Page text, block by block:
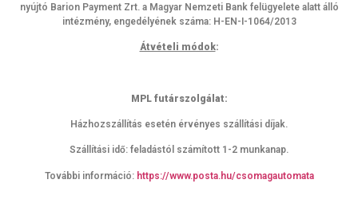
nyújtó Barion Payment Zrt. a Magyar Nemzeti Bank felügyelete alatt álló
intézmény, engedélyének száma: H-EN-I-1064/2013
Átvételi módok:
MPL futárszolgálat:
Házhozszállítás esetén érvényes szállítási díjak.
Szállítási idő: feladástól számított 1-2 munkanap.
További információ: https://www.posta.hu/csomagautomata